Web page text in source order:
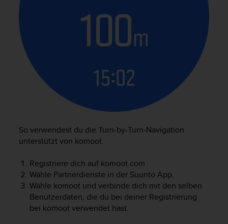
So verwendest du die Turn-by-Turn-Navigation
unterstützt von komoot:
Registriere dich auf komoot.com
Wähle Partnerdienste in der Suunto App.
Wähle komoot und verbinde dich mit den selben
Benutzerdaten, die du bei deiner Registrierung
bei komoot verwendet hast.